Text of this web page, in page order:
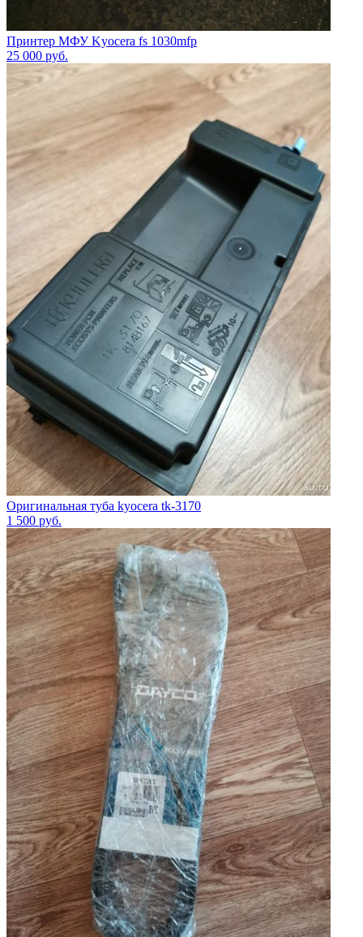
Принтер МФУ Kyocera fs 1030mfp
25 000 руб.
Оригинальная туба kyocera tk-3170
1 500 руб.